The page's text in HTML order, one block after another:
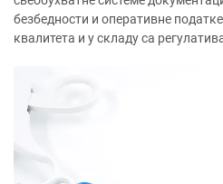
безбедности и оперативне
квалитета и у складу са